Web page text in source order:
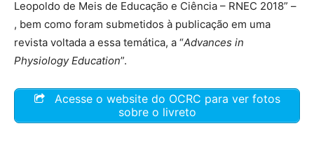
Leopoldo de Meis de Educação e Ciência – RNEC 2018” –
, bem como foram submetidos à publicação em uma
revista voltada a essa temática, a “Advances in
Physiology Education”.
Acesse o website do OCRC para ver fotos
sobre o livreto